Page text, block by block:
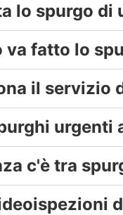
lo spurgo di
va fatto lo
il servizio
urgenti
c'è tra